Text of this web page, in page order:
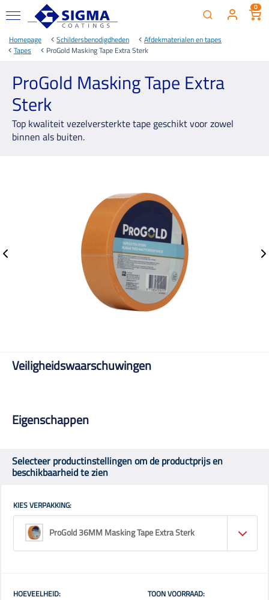
0
Homepage Schildersbenodigdheden
Afdekmaterialen en tapes
Tapes
ProGold Masking Tape Extra Sterk
ProGold Masking Tape Extra
Sterk
Top kwaliteit vezelversterkte tape geschikt voor zowel
binnen als buiten.
Veiligheidswaarschuwingen
Eigenschappen
Selecteer productinstellingen om de productprijs en
beschikbaarheid te zien
KIES VERPAKKING:
ProGold 36MM Masking Tape Extra Sterk
HOEVEELHEID: TOON VOORRAAD: